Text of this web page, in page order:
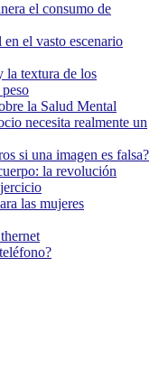
el consumo de
el vasto escenario
la textura de los
la Salud Mental
necesita realmente un
si una imagen es falsa?
la revolución
las mujeres